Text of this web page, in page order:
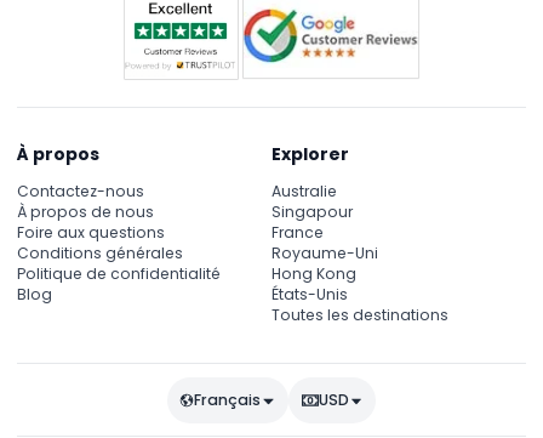
À propos
Contactez-nous
À propos de nous
Foire aux questions
Conditions générales
Politique de confidentialité
Blog
Explorer
Australie
Singapour
France
Royaume-Uni
Hong Kong
États-Unis
Toutes les destinations
Français USD